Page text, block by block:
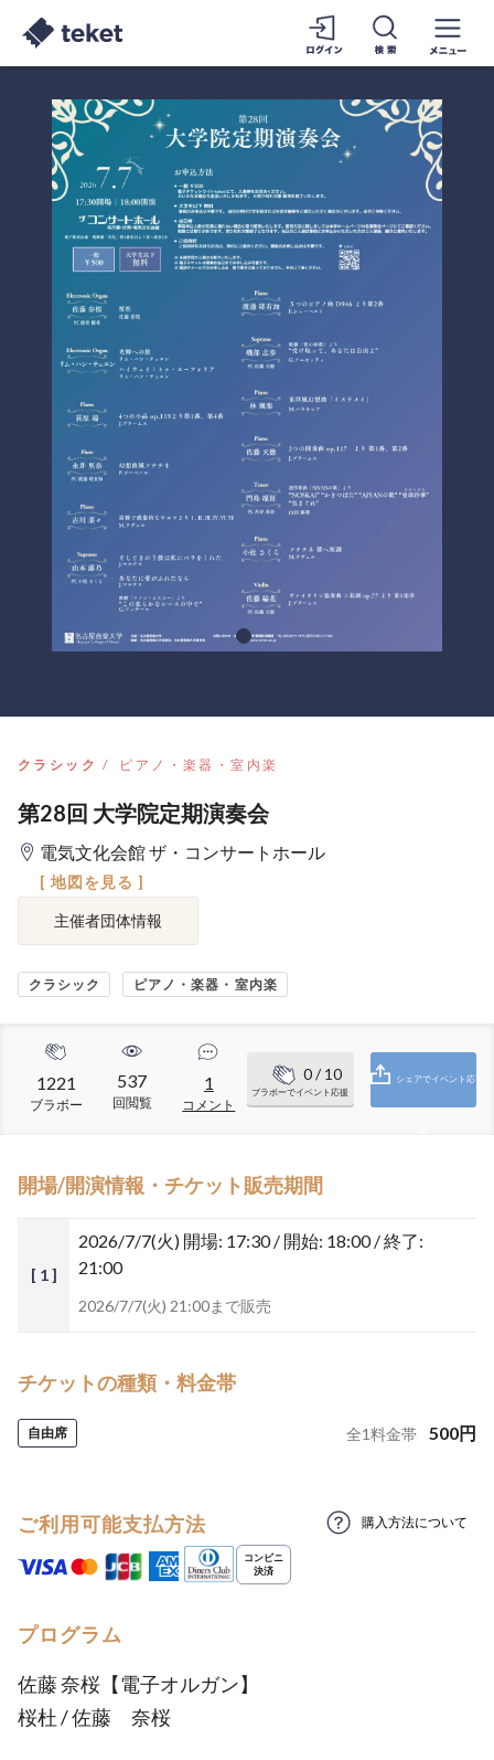
クラシック ピアノ・楽器・室内楽
第28回 大学院定期演奏会
電気文化会館 ザ・コンサートホール
[ 地図を見る ]
主催者団体情報
クラシック ピアノ・楽器・室内楽
1221
ブラボー
537
回閲覧
1
コメント
0/ 10
ブラボーでイベント応援
シェアでイベント応
開場/開演情報・チケット販売期間
[ 1 ]
2026/7/7(火) 開場: 17:30 / 開始: 18:00 / 終了:
21:00
2026/7/7(火) 21:00まで販売
チケットの種類・料金帯
自由席 全1料金帯 500円
ご利用可能支払方法 購入方法について
プログラム
佐藤 奈桜【電子オルガン】
桜杜 / 佐藤 奈桜